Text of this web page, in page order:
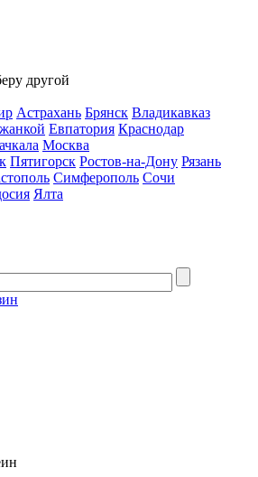
другой
Астрахань Брянск Владикавказ
Евпатория Краснодар
Москва
Пятигорск Ростов-на-Дону Рязань
Симферополь Сочи
Ялта